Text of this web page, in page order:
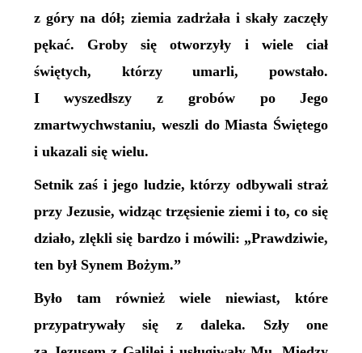
z góry na dół; ziemia zadrżała i skały zaczęły
pękać. Groby się otworzyły i wiele ciał
świętych, którzy umarli, powstało.
I wyszedłszy z grobów po Jego
zmartwychwstaniu, weszli do Miasta Świętego
i ukazali się wielu.
Setnik zaś i jego ludzie, którzy odbywali straż
przy Jezusie, widząc trzęsienie ziemi i to, co się
działo, zlękli się bardzo i mówili: „Prawdziwie,
ten był Synem Bożym.”
Było tam również wiele niewiast, które
przypatrywały się z daleka. Szły one